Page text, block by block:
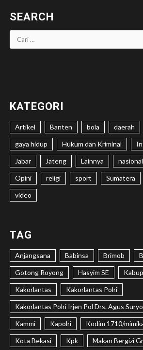
SEARCH
Cari
untuk:
KATEGORI
Artikel Banten bola daerah
gaya hidup Hukum dan Kriminal
Jabar Jateng Lainnya nasional
Opini religi sport Sumatera
video
TAG
Anjangsana Babinsa Brimob
Gotong Royong Hasyim SE
Kakorlantas Kakorlantas Polri
Kakorlantas Polri Irjen Pol Drs. Agus
Kammi Kapolri Kodim 1710/
Kota Bekasi Kpk Makan Bergizi